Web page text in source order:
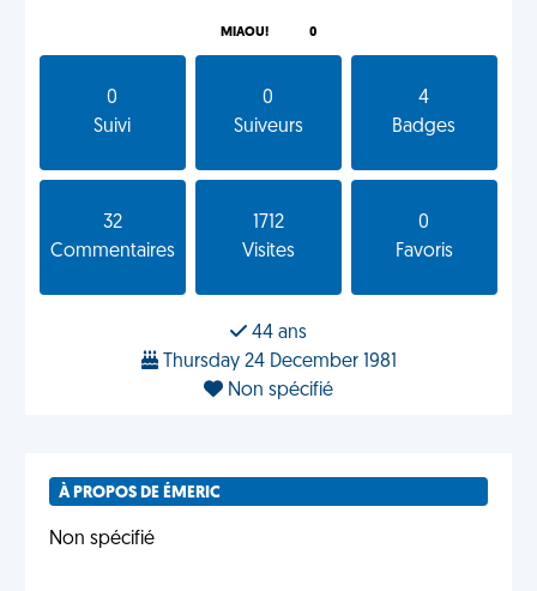
MIAOU! 0
0
Suivi
0
Suiveurs
4
Badges
32
Commentaires
1712
Visites
0
Favoris
44 ans
Thursday 24 December 1981
Non spécifié
À PROPOS DE ÉMERIC
Non spécifié